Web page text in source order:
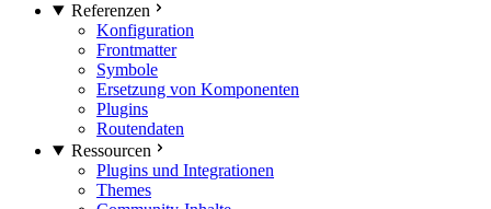
Referenzen
Konfiguration
Frontmatter
Symbole
Ersetzung von Komponenten
Plugins
Routendaten
Ressourcen
Plugins und Integrationen
Themes